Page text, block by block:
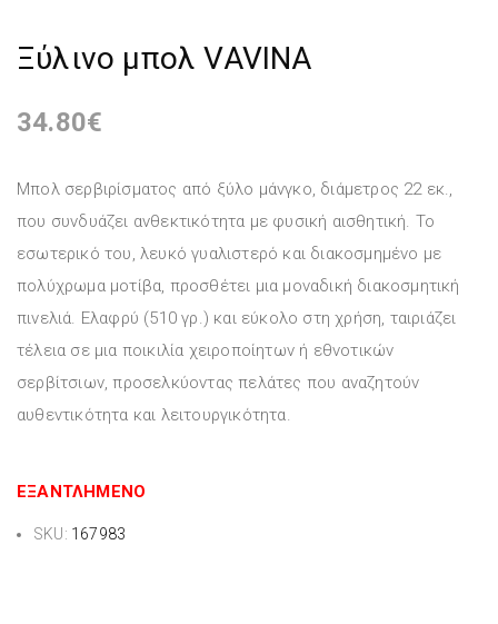
Ξύλινο μπολ VAVINA
34.80€
Μπολ σερβιρίσματος από ξύλο μάνγκο, διάμετρος 22 εκ.,
που συνδυάζει ανθεκτικότητα με φυσική αισθητική. Το
εσωτερικό του, λευκό γυαλιστερό και διακοσμημένο με
πολύχρωμα μοτίβα, προσθέτει μια μοναδική διακοσμητική
πινελιά. Ελαφρύ (510 γρ.) και εύκολο στη χρήση, ταιριάζει
τέλεια σε μια ποικιλία χειροποίητων ή εθνοτικών
σερβίτσιων, προσελκύοντας πελάτες που αναζητούν
αυθεντικότητα και λειτουργικότητα.
ΕΞΑΝΤΛΗΜΈΝΟ
SKU: 167983